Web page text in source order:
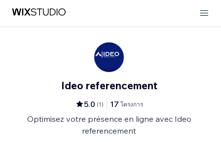
Ideo referencement
5.0 (1) 17 โครงการ
Optimisez votre présence en ligne avec Ideo
referencement